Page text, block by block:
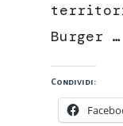
Burger …
Condividi: